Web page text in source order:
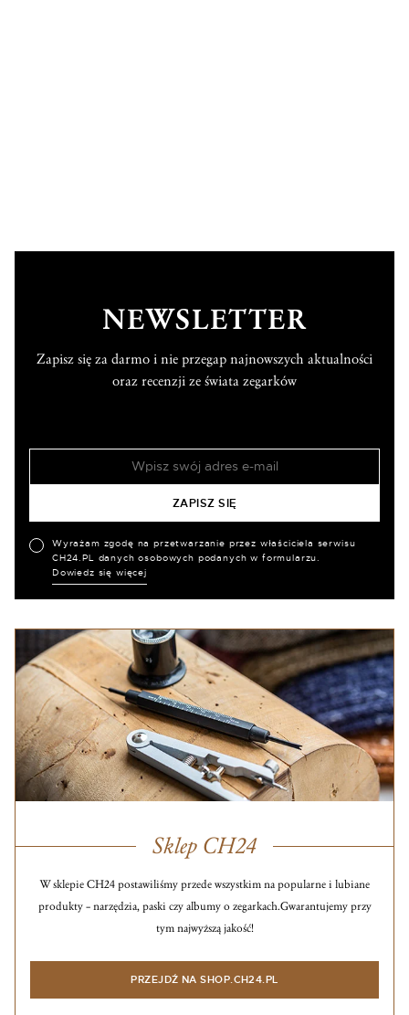
NEWSLETTER
Zapisz się za darmo i nie przegap najnowszych aktualności
oraz recenzji ze świata zegarków
Wyrażam zgodę na przetwarzanie przez właściciela serwisu
CH24.PL danych osobowych podanych w formularzu.
Dowiedz się więcej
Sklep CH24
W sklepie CH24 postawiliśmy przede wszystkim na popularne i lubiane
produkty – narzędzia, paski czy albumy o zegarkach.Gwarantujemy przy
tym najwyższą jakość!
PRZEJDŹ NA SHOP.CH24.PL